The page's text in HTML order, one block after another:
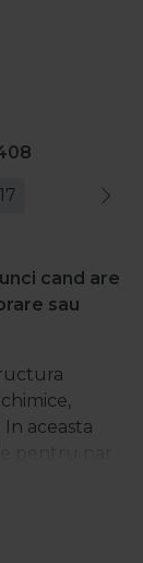
17
cand are
sau
aceasta
sau